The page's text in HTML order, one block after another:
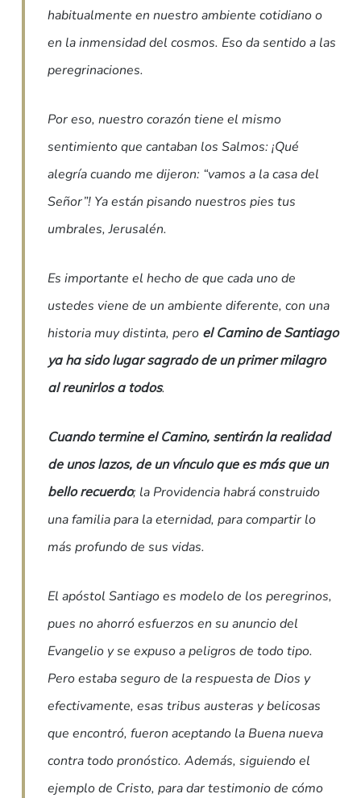
habitualmente en nuestro ambiente cotidiano o
en la inmensidad del cosmos. Eso da sentido a las
peregrinaciones.
Por eso, nuestro corazón tiene el mismo
sentimiento que cantaban los Salmos: ¡Qué
alegría cuando me dijeron: “vamos a la casa del
Señor”! Ya están pisando nuestros pies tus
umbrales, Jerusalén.
Es importante el hecho de que cada uno de
ustedes viene de un ambiente diferente, con una
historia muy distinta, pero el Camino de Santiago
ya ha sido lugar sagrado de un primer milagro
al reunirlos a todos.
Cuando termine el Camino, sentirán la realidad
de unos lazos, de un vínculo que es más que un
bello recuerdo; la Providencia habrá construido
una familia para la eternidad, para compartir lo
más profundo de sus vidas.
El apóstol Santiago es modelo de los peregrinos,
pues no ahorró esfuerzos en su anuncio del
Evangelio y se expuso a peligros de todo tipo.
Pero estaba seguro de la respuesta de Dios y
efectivamente, esas tribus austeras y belicosas
que encontró, fueron aceptando la Buena nueva
contra todo pronóstico. Además, siguiendo el
ejemplo de Cristo, para dar testimonio de cómo